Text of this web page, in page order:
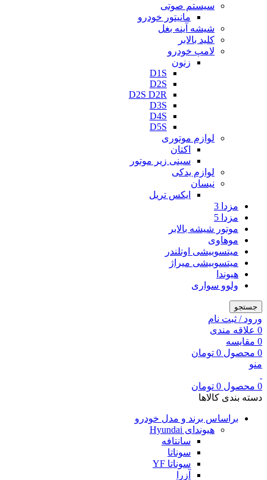
سیستم صوتی
مانیتور خودرو
شیشه آینه بغل
کلید بالابر
لامپ خودرو
زنون
D1S
D2S
D2S D2R
D3S
D4S
D5S
لوازم موتوری
اکتان
سینی زیر موتور
لوازم یدکی
نیسان
ایکس تریل
مزدا 3
مزدا 5
موتور شیشه بالابر
موهاوی
میتسوبیشی اوتلندر
میتسوبیشی میراژ
هیوندا
ولوو سواری
جستجو
ورود / ثبت نام
0 علاقه مندی
0 مقایسه
0 محصول 0 تومان
منو
0 محصول 0 تومان
دسته بندی کالاها
براساس برند و مدل خودرو
هیوندای Hyundai
سانتافه
سوناتا
سوناتا YF
آزرا